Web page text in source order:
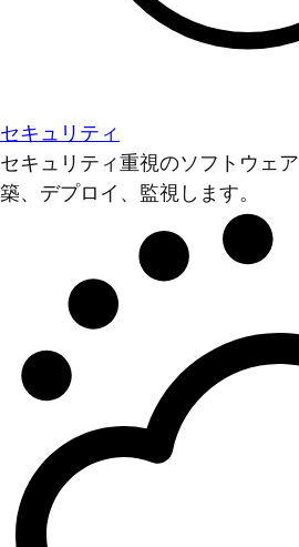
セキュリティ
セキュリティ重視のソフトウェ
築、デプロイ、監視します。